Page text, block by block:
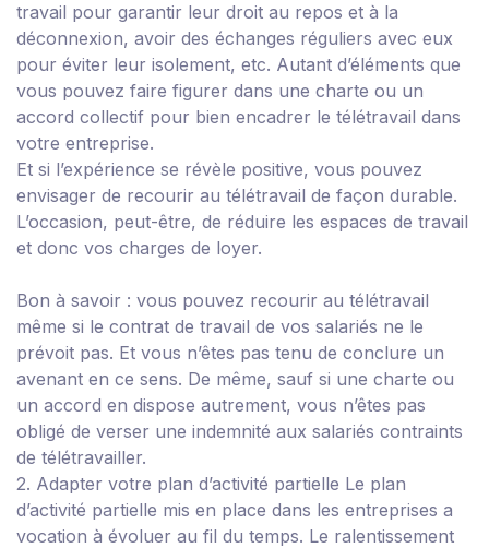
travail pour garantir leur droit au repos et à la
déconnexion, avoir des échanges réguliers avec eux
pour éviter leur isolement, etc. Autant d’éléments que
vous pouvez faire figurer dans une charte ou un
accord collectif pour bien encadrer le télétravail dans
votre entreprise.
Et si l’expérience se révèle positive, vous pouvez
envisager de recourir au télétravail de façon durable.
L’occasion, peut-être, de réduire les espaces de travail
et donc vos charges de loyer.
Bon à savoir : vous pouvez recourir au télétravail
même si le contrat de travail de vos salariés ne le
prévoit pas. Et vous n’êtes pas tenu de conclure un
avenant en ce sens. De même, sauf si une charte ou
un accord en dispose autrement, vous n’êtes pas
obligé de verser une indemnité aux salariés contraints
de télétravailler.
2. Adapter votre plan d’activité partielle Le plan
d’activité partielle mis en place dans les entreprises a
vocation à évoluer au fil du temps. Le ralentissement